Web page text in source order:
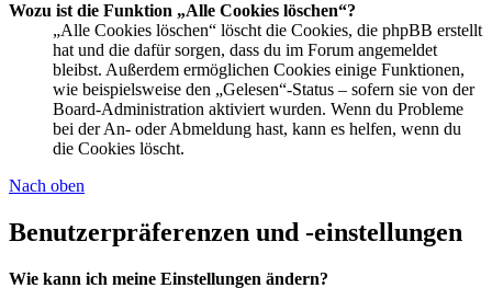
Wozu ist die Funktion „Alle Cookies löschen“?
„Alle Cookies löschen“ löscht die Cookies, die phpBB erstellt
hat und die dafür sorgen, dass du im Forum angemeldet
bleibst. Außerdem ermöglichen Cookies einige Funktionen,
wie beispielsweise den „Gelesen“-Status – sofern sie von der
Board-Administration aktiviert wurden. Wenn du Probleme
bei der An- oder Abmeldung hast, kann es helfen, wenn du
die Cookies löscht.
Nach oben
Benutzerpräferenzen und -einstellungen
Wie kann ich meine Einstellungen ändern?